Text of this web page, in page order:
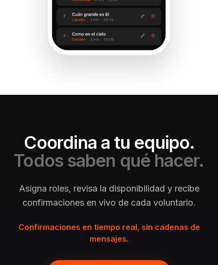
Coordina a tu equipo.
Todos saben qué hacer.
Asigna roles, revisa la disponibilidad y recibe
confirmaciones en vivo de cada voluntario.
Confirmaciones en tiempo real, sin cadenas de
mensajes.